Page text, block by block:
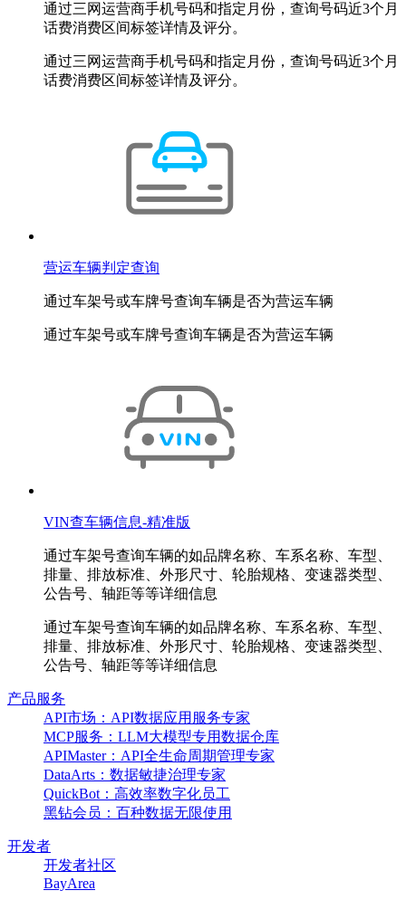
通过三网运营商手机号码和指定月份，查询号码近3个月
话费消费区间标签详情及评分。
通过三网运营商手机号码和指定月份，查询号码近3个月
话费消费区间标签详情及评分。
营运车辆判定查询
通过车架号或车牌号查询车辆是否为营运车辆
通过车架号或车牌号查询车辆是否为营运车辆
VIN查车辆信息-精准版
通过车架号查询车辆的如品牌名称、车系名称、车型、
排量、排放标准、外形尺寸、轮胎规格、变速器类型、
公告号、轴距等等详细信息
通过车架号查询车辆的如品牌名称、车系名称、车型、
排量、排放标准、外形尺寸、轮胎规格、变速器类型、
公告号、轴距等等详细信息
产品服务
API市场：API数据应用服务专家
MCP服务：LLM大模型专用数据仓库
APIMaster：API全生命周期管理专家
DataArts：数据敏捷治理专家
QuickBot：高效率数字化员工
黑钻会员：百种数据无限使用
开发者
开发者社区
BayArea